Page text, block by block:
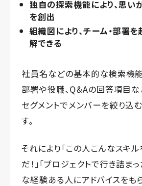
独自の探索機能により、思い
を創出
組織図により、チーム・部署
解できる
社員名などの基本的な検索機能
部署や役職、Q&Aの回答項目
セグメントでメンバーを絞り込
す。
それにより「この人こんなスキ
だ！」「プロジェクトで行き詰ま
な経験ある人にアドバイスをもら